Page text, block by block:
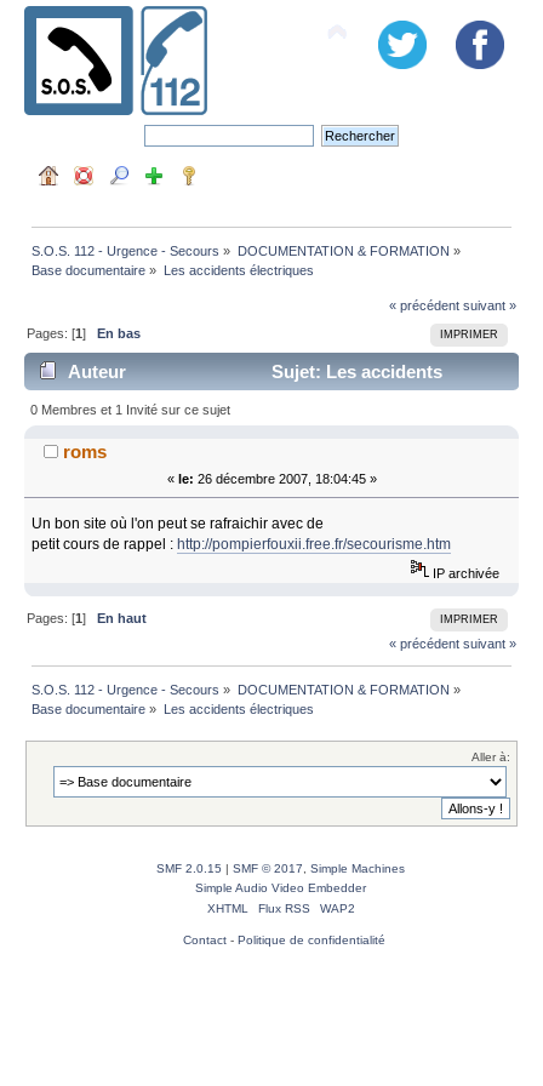
S.O.S. 112 - Urgence - Secours » DOCUMENTATION & FORMATION »
Base documentaire » Les accidents électriques
« précédent suivant »
IMPRIMER
Pages: [1]En bas
Auteur
Sujet: Les accidents
électriques (Lu 11658 fois)
0 Membres et 1 Invité sur ce sujet
roms
« le: 26 décembre 2007, 18:04:45 »
Un bon site où l'on peut se rafraichir avec de
petit cours de rappel :http://pompierfouxii.free.fr/secourisme.htm
IP archivée
IMPRIMER
Pages: [1]En haut
« précédent suivant »
S.O.S. 112 - Urgence - Secours » DOCUMENTATION & FORMATION »
Base documentaire » Les accidents électriques
Aller à:
SMF 2.0.15 | SMF © 2017
Simple Machines
Simple Audio Video Embedder
XHTML
Flux RSS WAP2
Contact- Politique de confidentialité